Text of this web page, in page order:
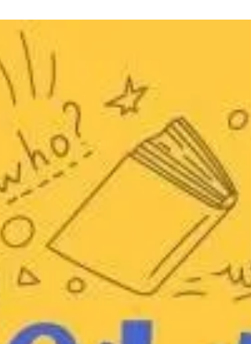
створювали, експериментували та змінювали
освітній простір разом із нами. Яскравим
завершенням стали захисти проєктних робіт,
продемонстрували неймовірний творчий
потенціал наших молодих фахівців. Як
підтвердження професійного зростання,
інтерн отримав сертифік